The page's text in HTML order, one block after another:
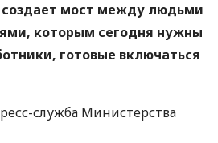
создает мост между людьми
которым сегодня нужны
готовые включаться
служба Министерства